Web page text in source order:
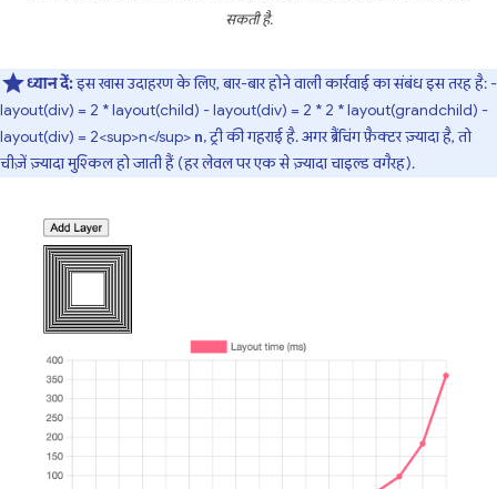
सकती है.
ध्यान दें:इस खास उदाहरण के लिए, बार-बार होने वाली कार्रवाई का संबंध इस तरह है: -
layout(div) = 2 * layout(child) - layout(div) = 2 * 2 * layout(grandchild) -
layout(div) = 2<sup>n</sup> n, ट्री की गहराई है. अगर ब्रैंचिंग फ़ैक्टर ज़्यादा है, तो
चीज़ें ज़्यादा मुश्किल हो जाती हैं (हर लेवल पर एक से ज़्यादा चाइल्ड वगैरह).